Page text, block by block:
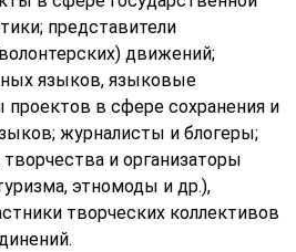
представители
движений;
языков, языковые
в сфере сохранения и
журналисты и блогеры;
и организаторы
этномоды и др.),
творческих коллективов